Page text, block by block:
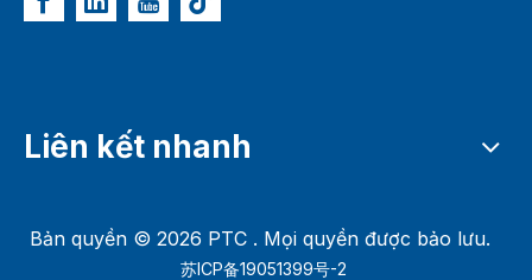
Liên kết nhanh
Bản quyền © 2026 PTC . Mọi quyền được bảo lưu.
苏ICP备19051399号-2